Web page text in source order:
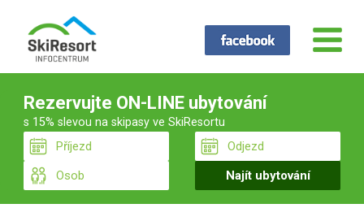
Rezervujte ON-LINE ubytování
s 15% slevou na skipasy ve SkiResortu